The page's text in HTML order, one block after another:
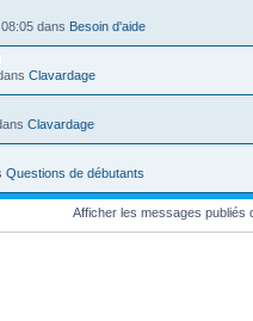
dans Besoin d'aide
Clavardage
Clavardage
Questions de débutants
Afficher les messages publiés